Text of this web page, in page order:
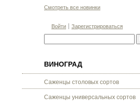
Смотреть все новинки
Войти Зарегистрироваться
ВИНОГРАД
Саженцы столовых сортов
Саженцы универсальных сортов